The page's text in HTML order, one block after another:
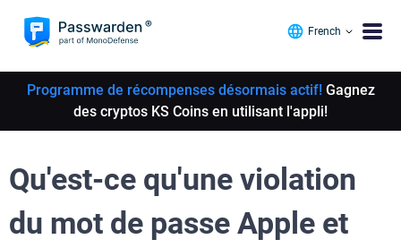
French
Programme de récompenses désormais actif!Gagnez
des cryptos KS Coins en utilisant l'appli!
Qu'est-ce qu'une violation
du mot de passe Apple et